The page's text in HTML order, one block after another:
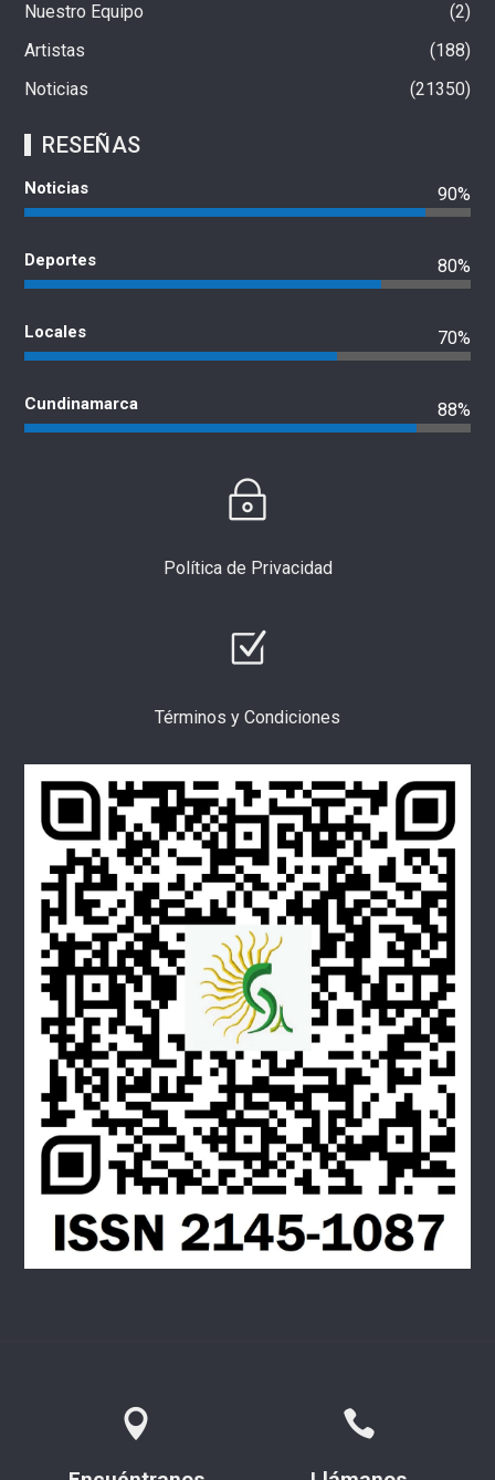
Nuestro Equipo
2
Artistas
188
Noticias
21350
RESEÑAS
Noticias 90%
Deportes 80%
Locales 70%
Cundinamarca 88%
Política de Privacidad
Términos y Condiciones